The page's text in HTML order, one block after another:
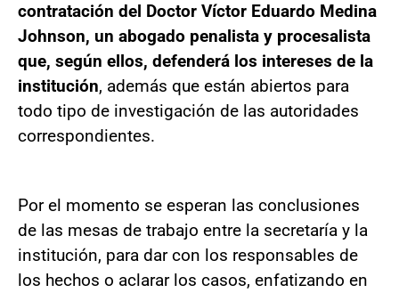
contratación del Doctor Víctor Eduardo Medina
Johnson, un abogado penalista y procesalista
que, según ellos, defenderá los intereses de la
institución, además que están abiertos para
todo tipo de investigación de las autoridades
correspondientes.
Por el momento se esperan las conclusiones
de las mesas de trabajo entre la secretaría y la
institución, para dar con los responsables de
los hechos o aclarar los casos, enfatizando en